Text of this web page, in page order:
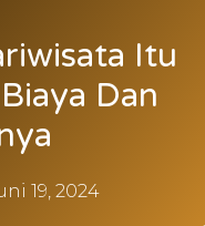
Itu
Dan
19, 2024